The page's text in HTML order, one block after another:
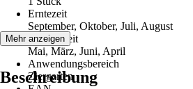
Erntezeit
September, Oktober, Juli, August
Aussaatzeit
Mai, März, Juni, April
Anwendungsbereich
Ziergarten
Mehr anzeigen
Beschreibung